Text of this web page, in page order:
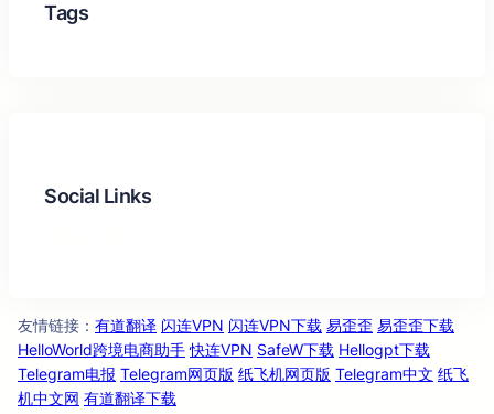
Tags
Social Links
友情链接 ： 有道翻译 闪连VPN 闪连VPN下载 易歪歪 易歪歪下载
HelloWorld跨境电商助手 快连VPN SafeW下载 Hellogpt下载
Telegram电报 Telegram网页版 纸飞机网页版 Telegram中文 纸飞
机中文网 有道翻译下载